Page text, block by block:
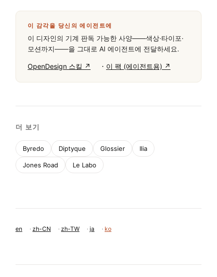
이 감각을 당신의 에이전트에
이 디자인의 기계 판독 가능한 사양——색상·타이포·
모션까지——을 그대로 AI 에이전트에 전달하세요.
OpenDesign 스킬 ↗ · 이 팩 (에이전트용) ↗
더 보기
Byredo Diptyque Glossier Ilia
Jones Road Le Labo
en · zh-CN · zh-TW · ja · ko